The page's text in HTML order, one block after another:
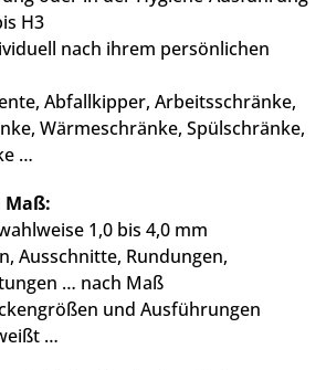
H3
nach ihrem persönlichen
Abfallkipper, Arbeitsschränke,
Wärmeschränke, Spülschränke,
…
Maß:
1,0 bis 4,0 mm
Ausschnitte, Rundungen,
… nach Maß
und Ausführungen
…